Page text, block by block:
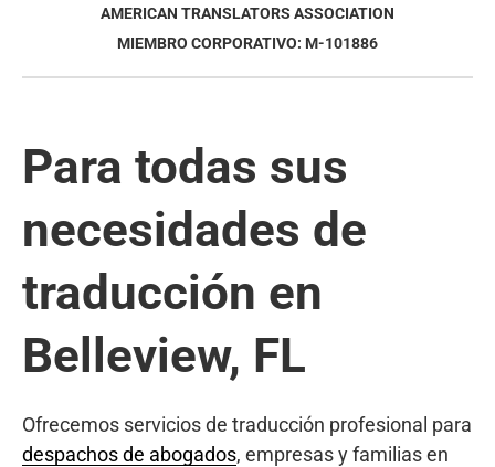
AMERICAN TRANSLATORS ASSOCIATION
MIEMBRO CORPORATIVO: M-101886
Para todas sus
necesidades de
traducción en
Belleview, FL
Ofrecemos servicios de traducción profesional para
despachos de abogados, empresas y familias en